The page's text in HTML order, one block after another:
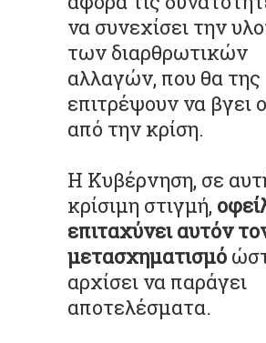
να συνεχίσει την
των διαρθρωτικών
αλλαγών, που θα της
επιτρέψουν να βγει
από την κρίση.
Η Κυβέρνηση, σε
κρίσιμη στιγμή,
επιταχύνει αυτόν
μετασχηματισμό
αρχίσει να παράγει
αποτελέσματα.